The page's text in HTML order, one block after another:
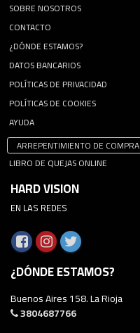
SOBRE NOSOTROS
CONTACTO
¿DÓNDE ESTAMOS?
DATOS BANCARIOS
POLÍTICAS DE PRIVACIDAD
POLÍTICAS DE COOKIES
AYUDA
ARREPENTIMIENTO DE COMPRA
LIBRO DE QUEJAS ONLINE
HARD VISION
EN LAS REDES
¿DÓNDE ESTAMOS?
Buenos Aires 158. La Rioja
3804687766